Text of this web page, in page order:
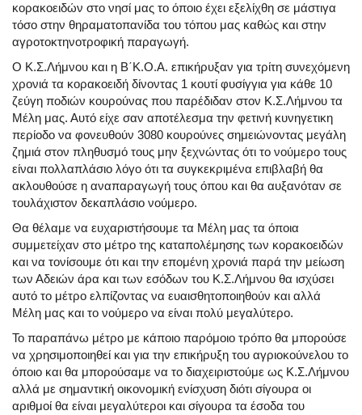
κορακοειδών στο νησί μας το όποιο έχει εξελίχθη σε μάστιγα
τόσο στην θηραματοπανίδα του τόπου μας καθώς και στην
αγροτοκτηνοτροφική παραγωγή.
Ο Κ.Σ.Λήμνου και η Β΄Κ.Ο.Α. επικήρυξαν για τρίτη συνεχόμενη
χρονιά τα κορακοειδή δίνοντας 1 κουτί φυσίγγια για κάθε 10
ζεύγη ποδιών κουρούνας που παρέδιδαν στον Κ.Σ.Λήμνου τα
Μέλη μας. Αυτό είχε σαν αποτέλεσμα την φετινή κυνηγετικη
περίοδο να φονευθούν 3080 κουρούνες σημειώνοντας μεγάλη
ζημιά στον πληθυσμό τους μην ξεχνώντας ότι το νούμερο τους
είναι πολλαπλάσιο λόγο ότι τα συγκεκριμένα επιβλαβή θα
ακλουθούσε η αναπαραγωγή τους όπου και θα αυξανόταν σε
τουλάχιστον δεκαπλάσιο νούμερο.
Θα θέλαμε να ευχαριστήσουμε τα Μέλη μας τα όποια
συμμετείχαν στο μέτρο της καταπολέμησης των κορακοειδών
και να τονίσουμε ότι και την επομένη χρονιά παρά την μείωση
των Αδειών άρα και των εσόδων του Κ.Σ.Λήμνου θα ισχύσει
αυτό το μέτρο ελπίζοντας να ευαισθητοποιηθούν και αλλά
Μέλη μας και το νούμερο να είναι πολύ μεγαλύτερο.
Το παραπάνω μέτρο με κάποιο παρόμοιο τρόπο θα μπορούσε
να χρησιμοποιηθεί και για την επικήρυξη του αγριοκούνελου το
όποιο και θα μπορούσαμε να το διαχειριστούμε ως Κ.Σ.Λήμνου
αλλά με σημαντική οικονομική ενίσχυση διότι σίγουρα οι
αριθμοί θα είναι μεγαλύτεροι και σίγουρα τα έσοδα του